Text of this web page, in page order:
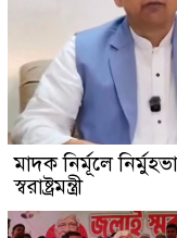
মাদক নির্মূলে
স্বরাষ্ট্রমন্ত্রী